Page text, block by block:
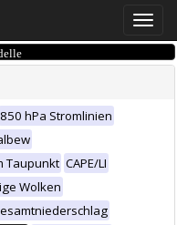
Toggle
850 hPa Stromlinien
Taupunkt CAPE/LI
Wolken